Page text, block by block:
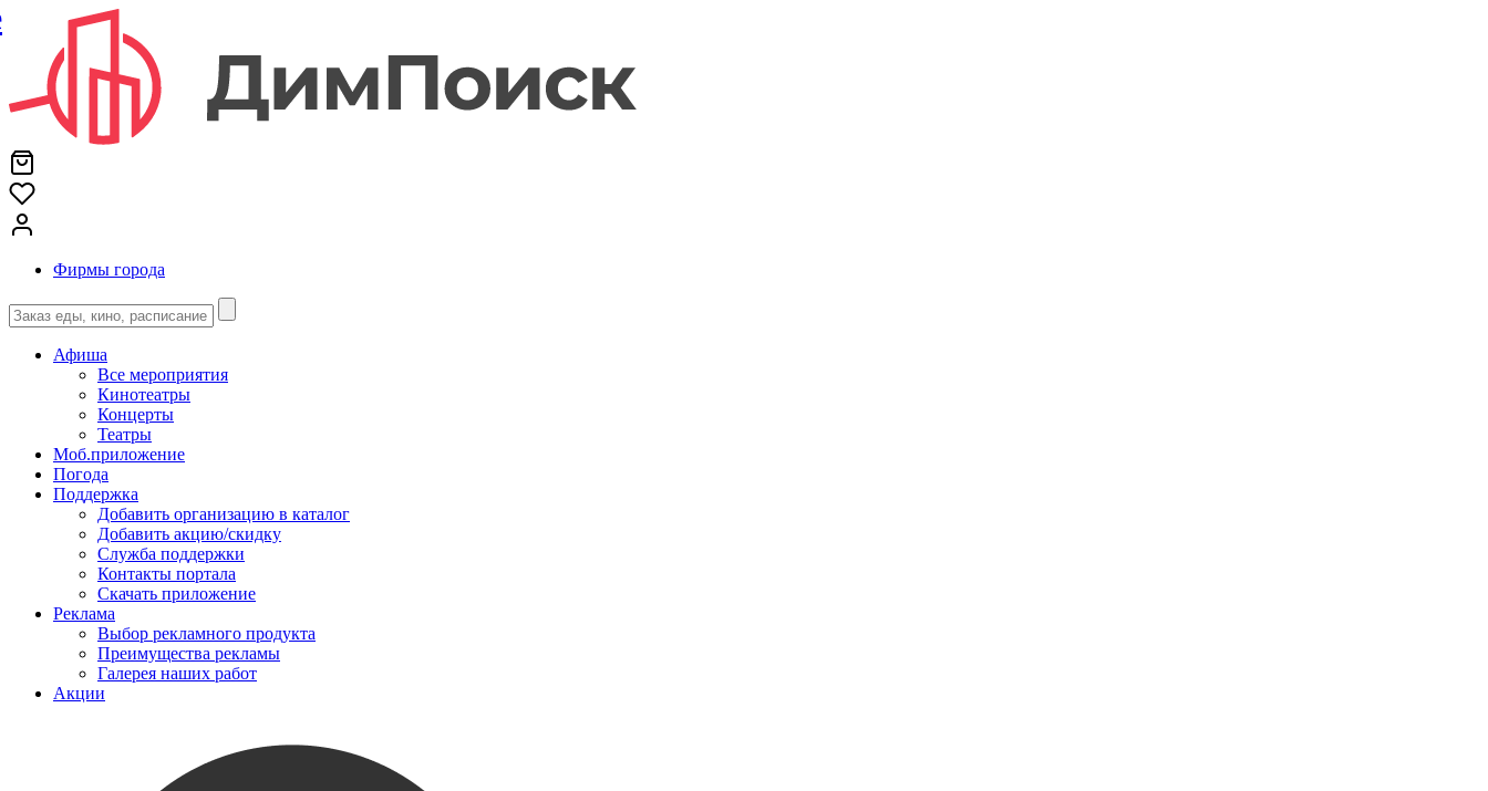
Фирмы города
Афиша
Все мероприятия
Кинотеатры
Концерты
Театры
Моб.приложение
Погода
Поддержка
Добавить организацию в каталог
Добавить акцию/скидку
Служба поддержки
Контакты портала
Скачать приложение
Реклама
Выбор рекламного продукта
Преимущества рекламы
Галерея наших работ
Акции